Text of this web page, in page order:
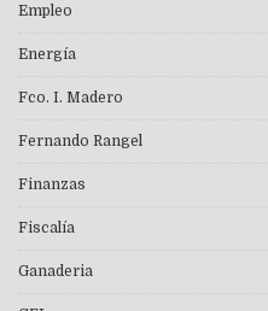
Empleo
Energía
Fco. I. Madero
Fernando Rangel
Finanzas
Fiscalía
Ganaderia